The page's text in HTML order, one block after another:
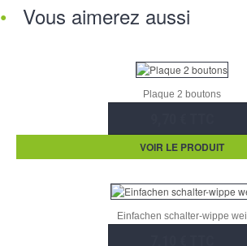
Vous aimerez aussi
Plaque 2 boutons
VOIR LE PRODUIT
Einfachen schalter-wippe wei